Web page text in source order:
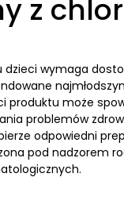
z
dzieci wymaga
produktu może
problemów
odpowiedni
pod nadzorem